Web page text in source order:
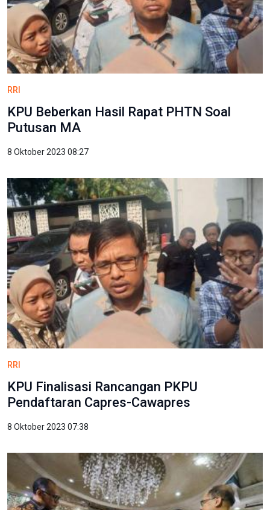
RRI
​KPU Beberkan Hasil Rapat PHTN Soal
Putusan MA
8 Oktober 2023 08:27
RRI
KPU Finalisasi Rancangan PKPU
Pendaftaran Capres-Cawapres
8 Oktober 2023 07:38